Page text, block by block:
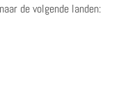
de volgende landen: